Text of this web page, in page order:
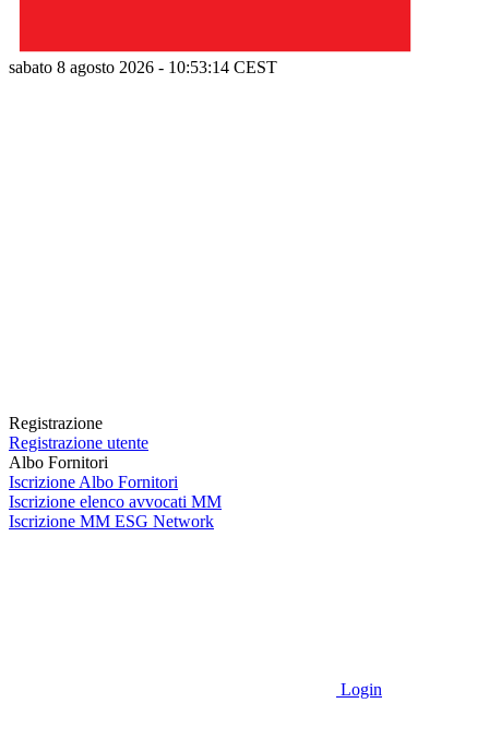
sabato 8 agosto 2026 - 10:53:15 CEST
Registrazione
Registrazione utente
Albo Fornitori
Iscrizione Albo Fornitori
Iscrizione elenco avvocati MM
Iscrizione MM ESG Network
Login